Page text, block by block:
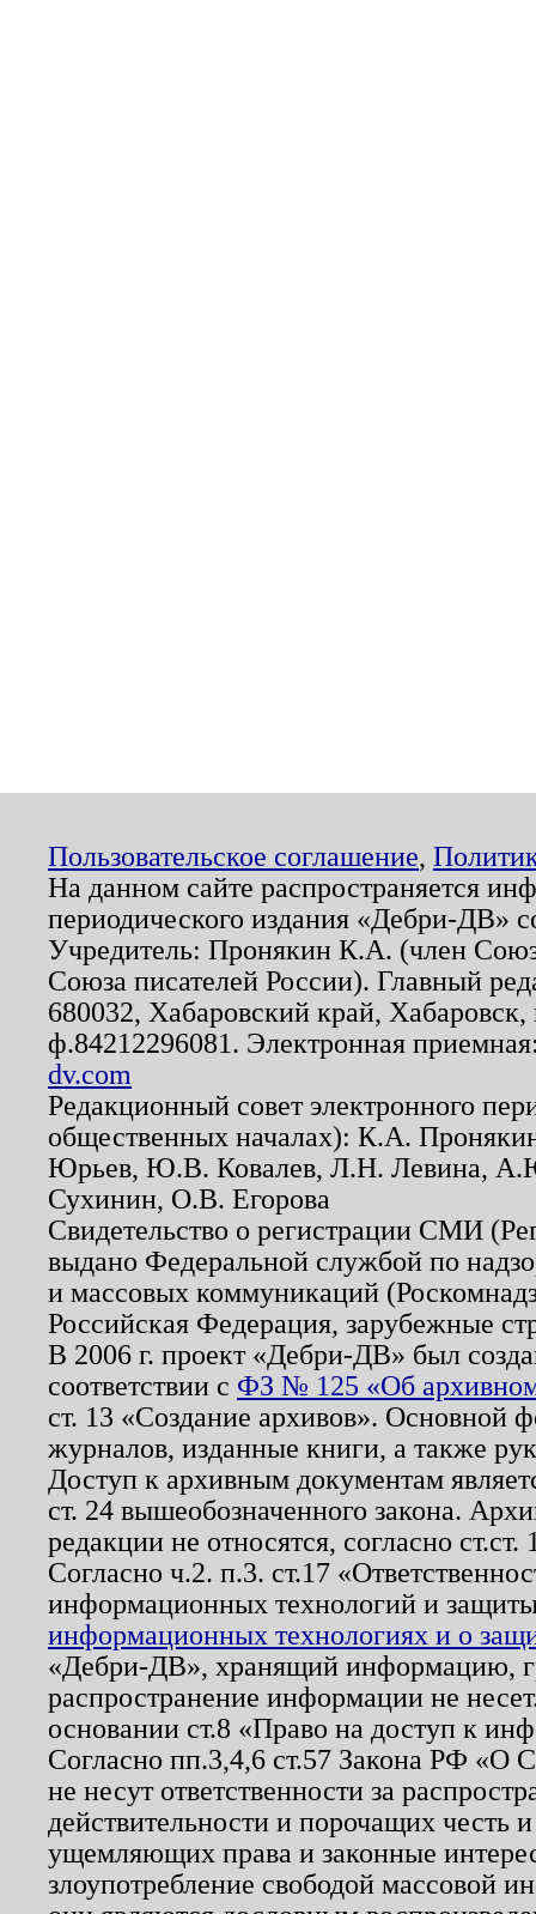
Пользовательское соглашение,
На данном сайте распространяется
периодического издания «Дебри-ДВ»
Учредитель: Пронякин К.А. (член
Союза писателей России). Главный
680032, Хабаровский край,
ф.84212296081. Электронная
dv.com
Редакционный совет электронного
общественных началах): К.А.
Юрьев, Ю.В. Ковалев, Л.Н. Левина,
Сухинин, О.В. Егорова
Свидетельство о регистрации СМИ
выдано Федеральной службой по
и массовых коммуникаций
Российская Федерация, зарубежные
В 2006 г. проект «Дебри-ДВ» был
соответствии с ФЗ № 125 «Об
ст. 13 «Создание архивов». Основной
журналов, изданные книги, а также
Доступ к архивным документам
ст. 24 вышеобозначенного закона.
редакции не относятся, согласно
Согласно ч.2. п.3. ст.17
информационных технологий и
информационных технологиях и о
«Дебри-ДВ», хранящий информацию,
распространение информации не
основании ст.8 «Право на доступ к
Согласно пп.3,4,6 ст.57 Закона РФ «О
не несут ответственности за
действительности и порочащих честь
ущемляющих права и законные
злоупотребление свободой массовой